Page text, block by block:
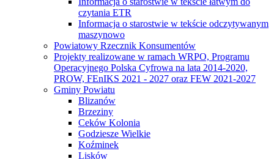
czytania ETR
Informacja o starostwie w tekście odczytywanym
maszynowo
Powiatowy Rzecznik Konsumentów
Projekty realizowane w ramach WRPO, Programu
Operacyjnego Polska Cyfrowa na lata 2014-2020,
PROW, FEnIKS 2021 - 2027 oraz FEW 2021-2027
Gminy Powiatu
Blizanów
Brzeziny
Ceków Kolonia
Godziesze Wielkie
Koźminek
Lisków